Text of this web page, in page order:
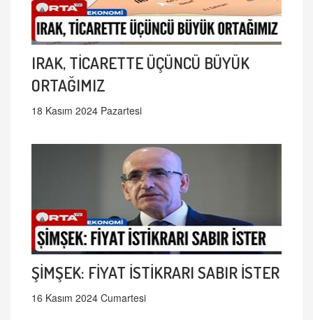
IRAK, TİCARETTE ÜÇÜNCÜ BÜYÜK
ORTAĞIMIZ
18 Kasım 2024 Pazartesi
ŞİMŞEK: FİYAT İSTİKRARI SABIR İSTER
16 Kasım 2024 Cumartesi